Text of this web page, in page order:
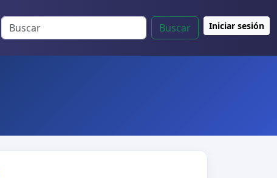
Buscar Iniciar sesión